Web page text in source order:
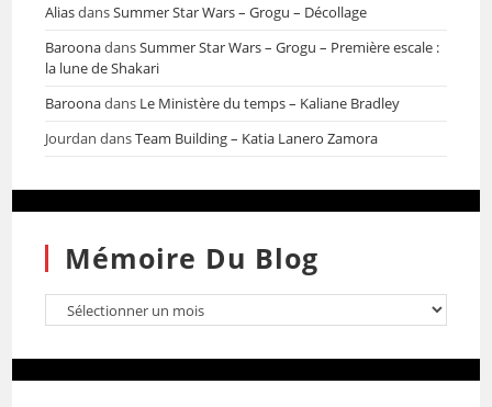
AliasdansSummer Star Wars – Grogu – Décollage
BaroonadansSummer Star Wars – Grogu – Première escale :
la lune de Shakari
Baroonadans Le Ministère du temps – Kaliane Bradley
Jourdan dansTeam Building – Katia Lanero Zamora
Mémoire Du Blog